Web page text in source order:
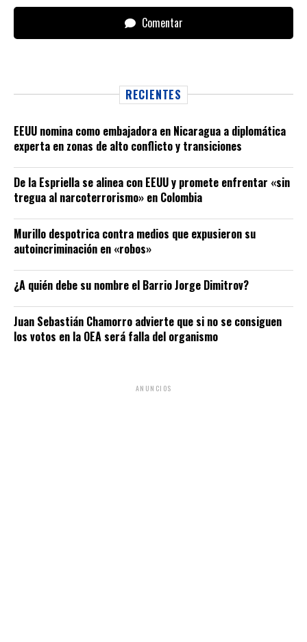
Comentar
RECIENTES
EEUU nomina como embajadora en Nicaragua a diplomática
experta en zonas de alto conflicto y transiciones
De la Espriella se alinea con EEUU y promete enfrentar «sin
tregua al narcoterrorismo» en Colombia
Murillo despotrica contra medios que expusieron su
autoincriminación en «robos»
¿A quién debe su nombre el Barrio Jorge Dimitrov?
Juan Sebastián Chamorro advierte que si no se consiguen
los votos en la OEA será falla del organismo
ANUNCIOS